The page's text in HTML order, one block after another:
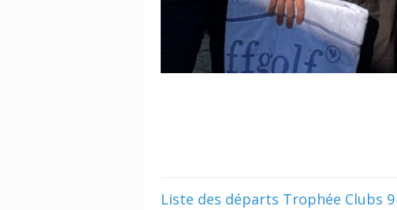
Liste des départs Trophée Clubs 9